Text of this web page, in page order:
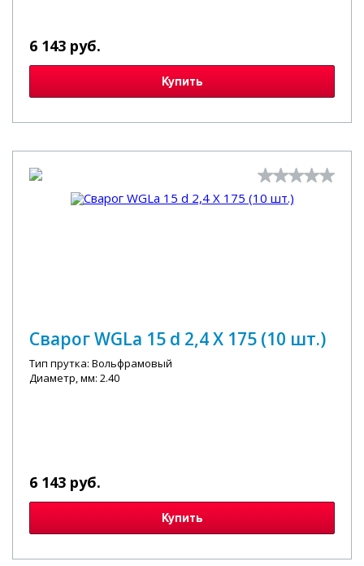
6 143 руб.
Купить
Сварог WGLa 15 d 2,4 X 175 (10 шт.)
Тип прутка: Вольфрамовый
Диаметр, мм: 2.40
6 143 руб.
Купить